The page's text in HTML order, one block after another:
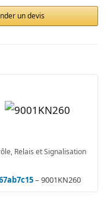
un devis
Relais et Signalisation
– 9001KN260